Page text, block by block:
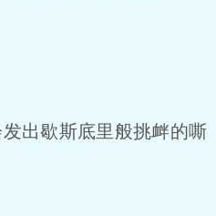
出歇斯底里般挑衅的嘶